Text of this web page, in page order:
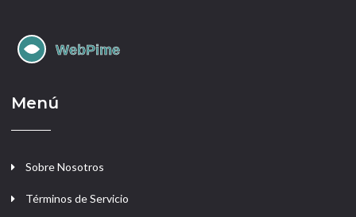
Menú
Sobre Nosotros
Términos de Servicio